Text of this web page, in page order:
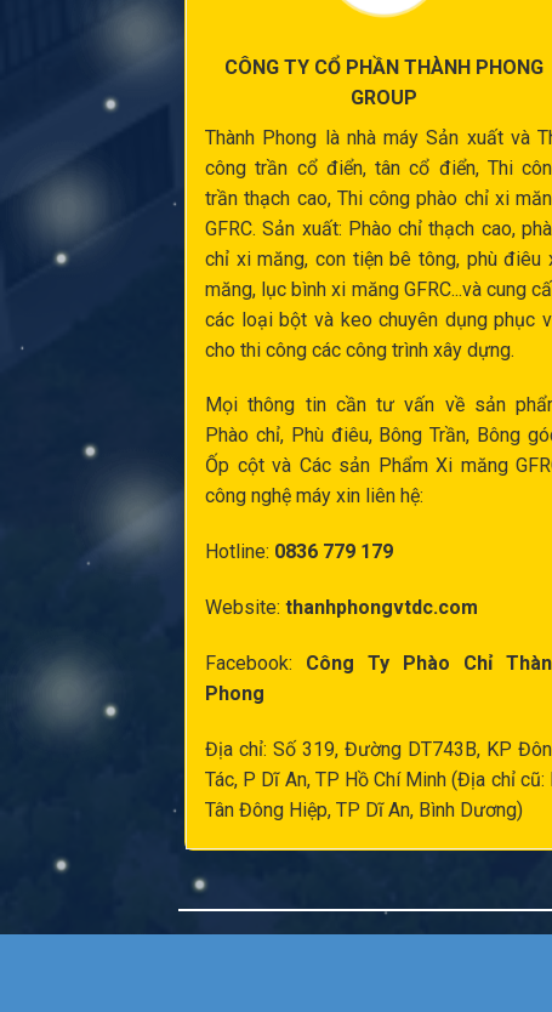
CÔNG TY CỔ PHẦN THÀNH PHONG
GROUP
Thành Phong là nhà máy Sản xuất và
công trần cổ điển, tân cổ điển, Thi
trần thạch cao, Thi công phào chỉ xi
GFRC. Sản xuất: Phào chỉ thạch cao,
chỉ xi măng,con tiện bê tông, phù điêu
măng, lục bình xi măngGFRC...và cung
các loại bột và keo chuyên dụng phục
cho thi công các công trình xây dựng.
Mọi thông tin cần tư vấn về sản
Phào chỉ, Phù điêu, Bông Trần, Bông
Ốp cộtvà Các sản Phẩm Xi măng
công nghệ máy xin liên hệ:
Hotline: 0836 779 179
Website: thanhphongvtdc.com
Facebook: Công Ty Phào Chỉ
Phong
Địa chỉ: Số 319, Đường DT743B, KP
Tác, P Dĩ An, TP Hồ Chí Minh (Địa chỉ cũ:
Tân Đông Hiệp, TP Dĩ An, Bình Dương)